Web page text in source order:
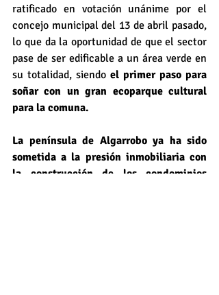
ratificado en votación unánime por el
concejo municipal del 13 de abril pasado,
lo que da la oportunidad de que el sector
pase de ser edificable a un área verde en
su totalidad, siendo el primer paso para
soñar con un gran ecoparque cultural
para la comuna.
La península de Algarrobo ya ha sido
sometida a la presión inmobiliaria con
la construcción de los condominios